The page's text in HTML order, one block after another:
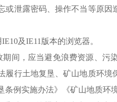
或泄露密码、操作不当等原
IE10及IE11版本的浏览器。
期间，应当避免浪费资源、污
履行土地复垦、矿山地质环
条例实施办法》《矿山地质